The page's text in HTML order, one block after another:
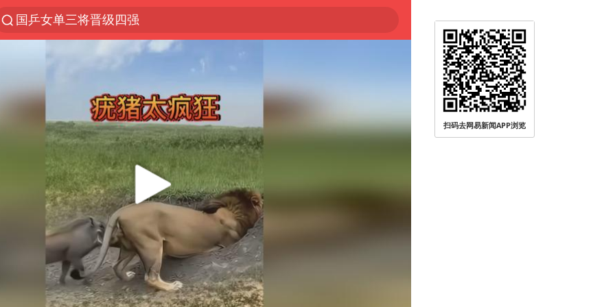
国乒女单三将晋级四强
光影经济撬动暑期消费新蓝海
微信又有新功能，你可以“撤回”你的撤回了！
新疆优化调整景区内自驾服务费
上四休三，但降薪1000元，你接受吗？
情侣平潭拍日出坠崖1死1伤
夏日经济乘“热”而上 消费市场向“新”而行
白海豚将正面袭击贯穿浙江
酒店回应车内过夜被收150元
黄金牛市回来了吗
扫码去网易新闻APP浏览